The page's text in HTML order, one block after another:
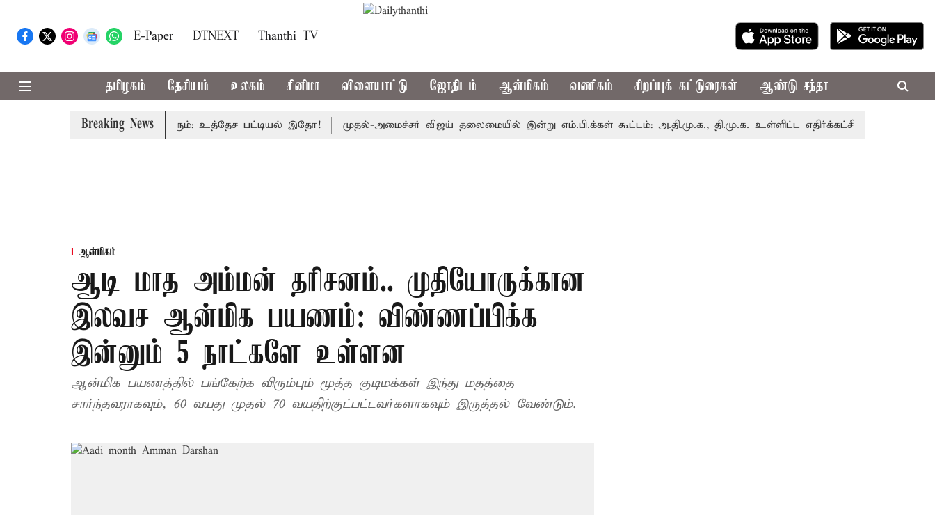
E-Paper DTNEXT Thanthi TV
தமிழகம் தேசியம் உலகம் சினிமா விளையாட்டு ஜோதிடம் ஆன்மிகம் வணிகம் சிறப்புக் கட்டுரைகள் ஆண்டு சந்தா
Breaking News
தொகுதிகள் 59 ஆக உயரும்: உத்தேச பட்டியல் இதோ! முதல்-அமைச்சர் விஜய் தலைமையில் இன்று எம்.பி.க்கள் கூட்டம்: அ.தி.மு.க., தி.மு.க. உள்ளிட்ட எதிர்க்கட்சிகள் புறக்கணிப்பு
ஆன்மிகம்
ஆடி மாத அம்மன் தரிசனம்.. முதியோருக்கான
இலவச ஆன்மிக பயணம்: விண்ணப்பிக்க
இன்னும் 5 நாட்களே உள்ளன
ஆன்மிக பயணத்தில் பங்கேற்க விரும்பும் மூத்த குடிமக்கள் இந்து மதத்தை
சார்ந்தவராகவும், 60 வயது முதல் 70 வயதிற்குட்பட்டவர்களாகவும் இருத்தல் வேண்டும்.